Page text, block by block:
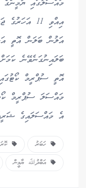
މައްސަލާގައި
އިއްވި 11
އަލުން ބަލަން އޮތީ
ބަލައިނުގަނެވޭނެ
އޮތީ ސުޕްރީމް
މައްސަލަ ސުޕްރީމް
އެ މައްސަލައިގެ
ހަބަރު
އަބްދުﷲ ޔާމީން